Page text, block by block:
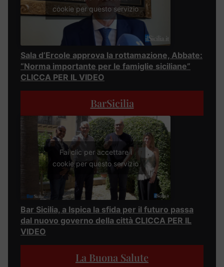
cookie per questo servizio
Sala d’Ercole approva la rottamazione, Abbate:
“Norma importante per le famiglie siciliane”
CLICCA PER IL VIDEO
BarSicilia
Fai clic per accettare i
cookie per questo servizio
Bar Sicilia, a Ispica la sfida per il futuro passa
dal nuovo governo della città CLICCA PER IL
VIDEO
La Buona Salute